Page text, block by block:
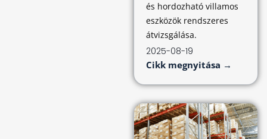
és hordozható villamos
eszközök rendszeres
átvizsgálása.
2025-08-19
Cikk megnyitása →